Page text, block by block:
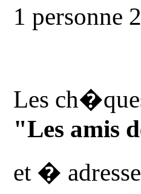
1 personne
Les
"Les amis
et �